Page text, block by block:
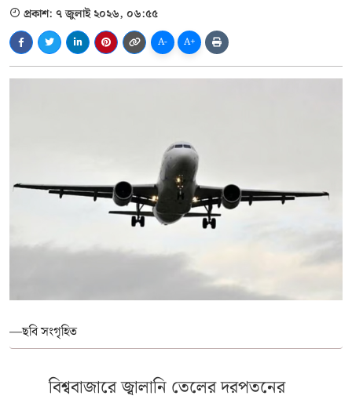
প্রকাশ: ৭ জুলাই ২০২৬, ০৬:৫৫
A- A+
—ছবি সংগৃহিত
বিশ্ববাজারে জ্বালানি তেলের দরপতনের